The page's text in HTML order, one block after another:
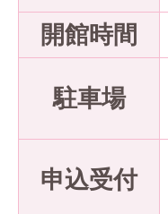
開館時間
駐車場
申込受付